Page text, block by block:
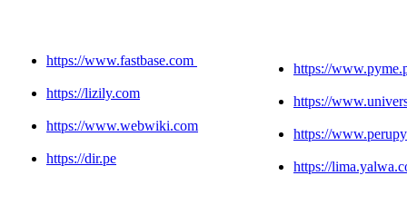
https://www.fastbase.com
https://lizily.com
https://www.webwiki.com
https://dir.pe
https://
https://
https://
https://